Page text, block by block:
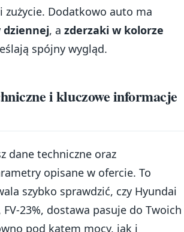
zużycie. Dodatkowo auto ma
dziennej, a zderzaki w kolorze
spójny wygląd.
i kluczowe informacje
dane techniczne oraz
opisane w ofercie. To
szybko sprawdzić, czy Hyundai
FV-23%, dostawa pasuje do Twoich
pod kątem mocy, jak i